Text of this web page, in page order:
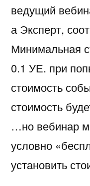
ведущий
а Эксперт,
Минимальная
0.1 УЕ. при
стоимость
стоимость
…но вебинар
условно
установить